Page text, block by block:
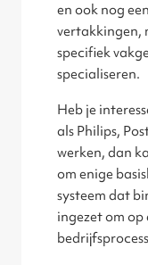
en ook nog
vertakkingen,
specifiek
specialiseren.
Heb je
als Philips,
werken, dan
om enige
systeem dat
ingezet om op